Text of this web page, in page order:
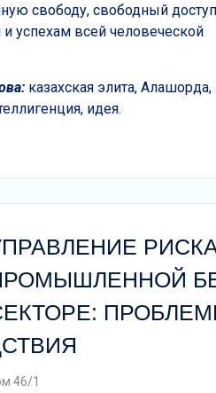
свободу, свободный
успехам всей человеческой
: казахская элита, Алашорда,
идея.
46/1